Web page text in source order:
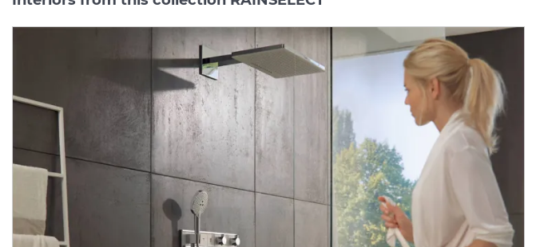
Термостат прихованого
монтажу RainSelect на 5
клавіш, Chrome (15384000)
Manufacturer:
HANSGROHE
Термостат прихованого
монтажу RainSelect на 5
клавіш, Matt White (15384700)
Manufacturer:
HANSGROHE
Прихована частина для
змішувача RainSelect на 5
функцій (15313180)
Manufacturer: